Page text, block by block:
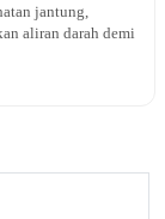
jantung,
aliran darah demi